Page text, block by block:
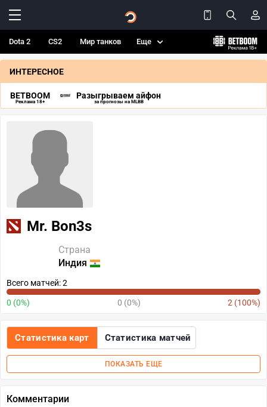
Dota 2 CS2 Мир танков Еще
ИНТЕРЕСНОЕ
BETBOOM
Реклама 18+
Разыгрываем айфон
за прогнозы на MLBB
Mr. Bon3s
Страна
Индия
Всего матчей: 2
0 (0%) 0 (0%) 2 (100%)
Статистика карт Статистика матчей
ПОКАЗАТЬ ЕЩЕ
Комментарии